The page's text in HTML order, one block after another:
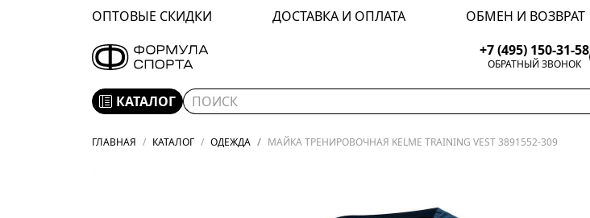
ОПТОВЫЕ СКИДКИ ДОСТАВКА И ОПЛАТА ОБМЕН И ВОЗВРАТ
+7 (495) 150-31-58
ОБРАТНЫЙ ЗВОНОК
КАТАЛОГ
ГЛАВНАЯ КАТАЛОГ ОДЕЖДА МАЙКА ТРЕНИРОВОЧНАЯ KELME TRAINING VEST 3891552-309